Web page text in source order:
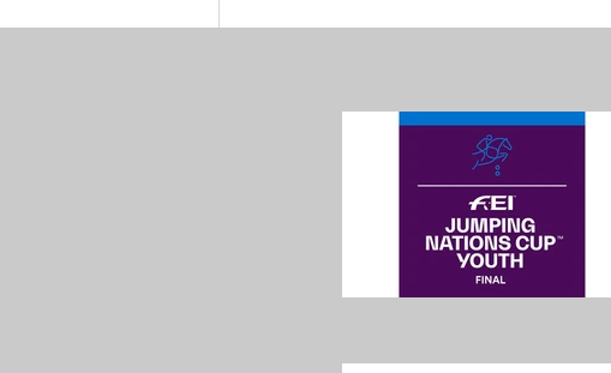
Norge vant Nations Cup på